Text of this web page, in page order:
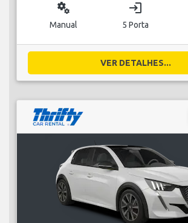
miscellaneous_services
Manual
login
5 Porta
VER DETALHES...